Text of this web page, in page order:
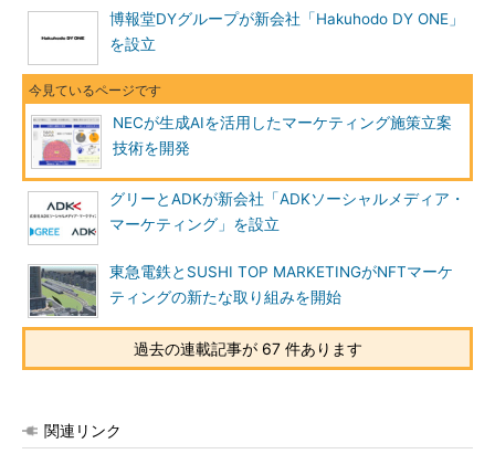
博報堂DYグループが新会社「Hakuhodo DY ONE」
を設立
NECが生成AIを活用したマーケティング施策立案
技術を開発
グリーとADKが新会社「ADKソーシャルメディア・
マーケティング」を設立
東急電鉄とSUSHI TOP MARKETINGがNFTマーケ
ティングの新たな取り組みを開始
過去の連載記事が 67 件あります
関連リンク